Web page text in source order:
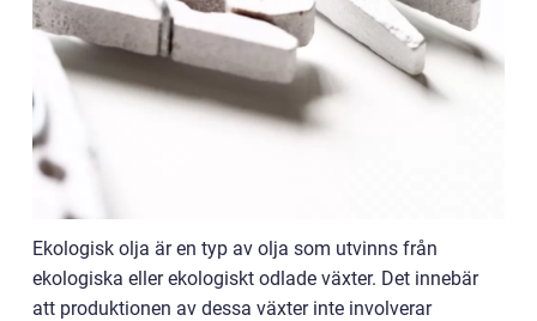
Ekologisk olja är en typ av olja som utvinns från
ekologiska eller ekologiskt odlade växter. Det innebär
att produktionen av dessa växter inte involverar